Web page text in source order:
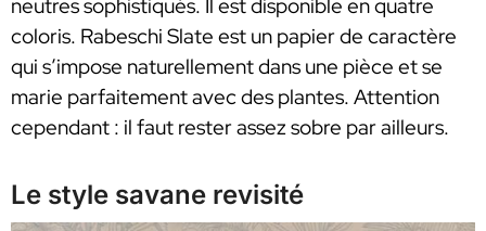
neutres sophistiqués. Il est disponible en quatre
coloris. Rabeschi Slate est un papier de caractère
qui s’impose naturellement dans une pièce et se
marie parfaitement avec des plantes. Attention
cependant : il faut rester assez sobre par ailleurs.
Le style savane revisité